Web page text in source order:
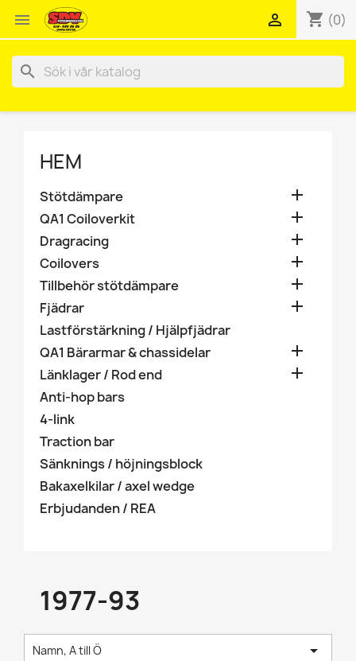
 shopping_cart (0)

search
HEM
Stötdämpare 
QA1 Coiloverkit 
Dragracing 
Coilovers 
Tillbehör stötdämpare 
Fjädrar 
Lastförstärkning / Hjälpfjädrar
QA1 Bärarmar & chassidelar

Länklager / Rod end 
Anti-hop bars
4-link
Traction bar
Sänknings / höjningsblock
Bakaxelkilar / axel wedge
Erbjudanden / REA
1977-93
Namn, A till Ö 